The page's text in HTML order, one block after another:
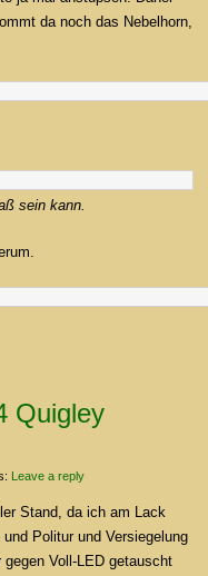
da noch das Nebelhorn,
sein kann.
Quigley
Leave a reply
Stand, da ich am Lack
Politur und Versiegelung
Voll-LED getauscht